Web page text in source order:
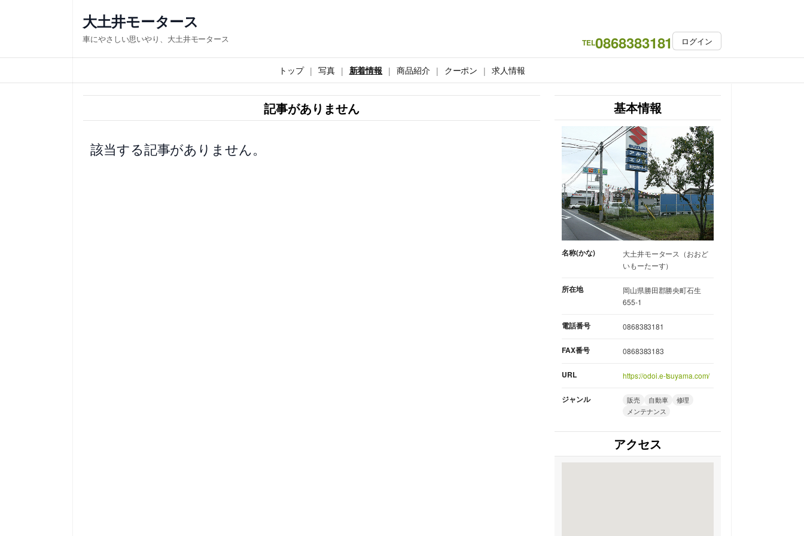
ス
キ
大土井モータース
車にやさしい思いやり、大土井モータース TEL0868383181 ログイン
トップ 写真 新着情報 商品紹介 クーポン 求人情報
記事がありません
該当する記事がありません。
基本情報
名称(かな)
大土井モータース（おおど
いもーたーす）
所在地
岡山県勝田郡勝央町石生
655-1
電話番号 0868383181
FAX番号 0868383183
URL https://odoi.e-tsuyama.com/
ジャンル 販売 自動車
修理
メンテナンス
アクセス